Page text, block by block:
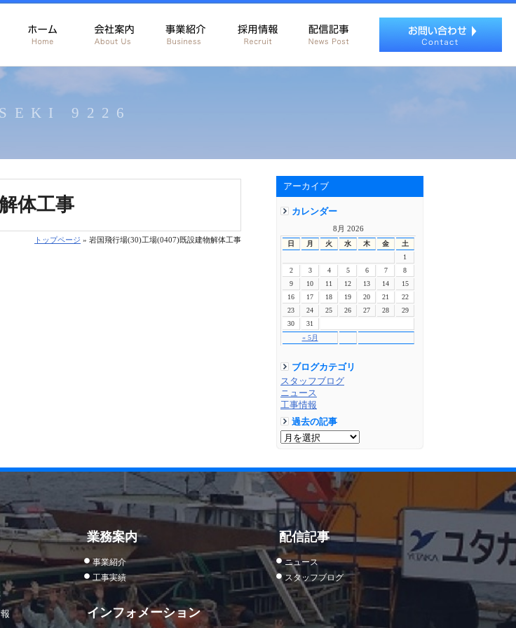
9226
アーカイブ
カレンダー
8月 2026
日 月 火 水 木 金 土
« 5月
1
2
3 4 5 6 7
8
9
10 11 12 13 14
15
16
17 18 19 20 21
22
23
24 25 26 27 28
29
30
31
ブログカテゴリ
スタッフブログ
ニュース
工事情報
過去の記事
体工事
トップページ » 岩国飛行場(30)工場(0407)既設建物解体工事
業務案内
事業紹介
工事実績
インフォメーション
配信記事
ニュース
スタッフブログ